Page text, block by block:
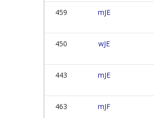
459 mJE
450 wJE
443 mJE
463 mJF